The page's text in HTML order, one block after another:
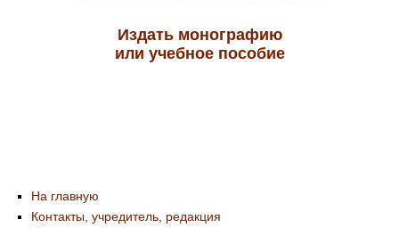
Издать монографию
или учебное пособие
На главную
Контакты, учредитель, редакция